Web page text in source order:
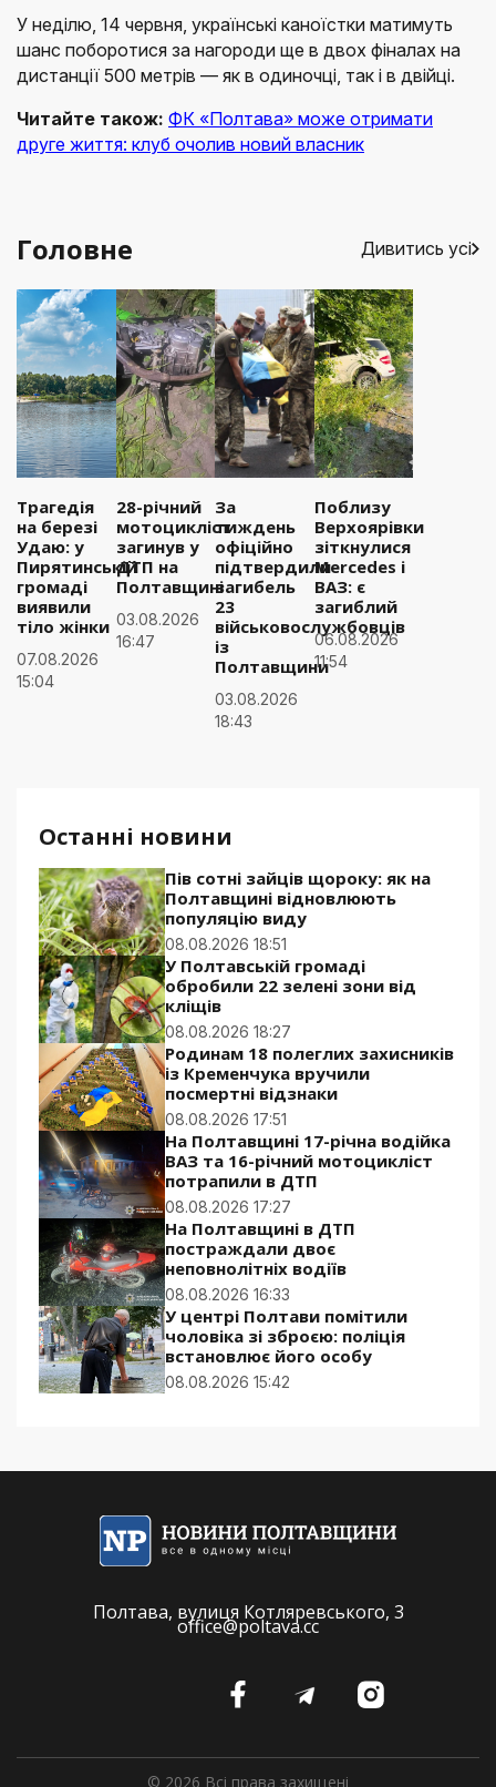
У неділю, 14 червня, українські каноїстки матимуть
шанс поборотися за нагороди ще в двох фіналах на
дистанції 500 метрів — як в одиночці, так і в двійці.
Читайте також: ФК «Полтава» може отримати
друге життя: клуб очолив новий власник
Останні новини
Пів сотні зайців щороку: як на
Полтавщині відновлюють
популяцію виду
08.08.2026 18:51
У Полтавській громаді
обробили 22 зелені зони від
кліщів
08.08.2026 18:27
Родинам 18 полеглих захисників
із Кременчука вручили
посмертні відзнаки
08.08.2026 17:51
На Полтавщині 17-річна водійка
ВАЗ та 16-річний мотоцикліст
потрапили в ДТП
08.08.2026 17:27
На Полтавщині в ДТП
постраждали двоє
неповнолітніх водіїв
08.08.2026 16:33
У центрі Полтави помітили
чоловіка зі зброєю: поліція
встановлює його особу
08.08.2026 15:42
Головне Дивитись усі
Трагедія
на березі
Удаю: у
Пирятинській
громаді
виявили
тіло жінки
07.08.2026
15:04
28-річний
мотоцикліст
загинув у
ДТП на
Полтавщині
03.08.2026
16:47
За
тиждень
офіційно
підтвердили
загибель
23
військовослужбовців
із
Полтавщини
03.08.2026
18:43
Поблизу
Верхоярівки
зіткнулися
Mercedes і
ВАЗ: є
загиблий
06.08.2026
11:54
Полтава, вулиця Котляревського, 3
office@poltava.cc
© 2026 Всі права захищені